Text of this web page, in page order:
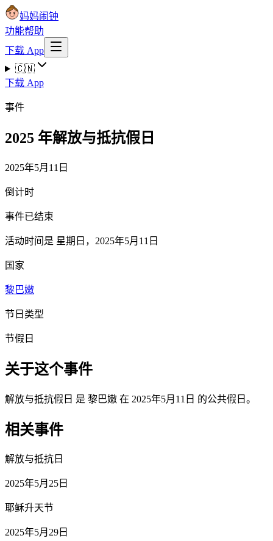
妈妈闹钟
功能帮助
下载 App
🇨🇳
下载 App
事件
2025 年解放与抵抗假日
2025年5月11日
倒计时
事件已结束
活动时间是 星期日，2025年5月11日
国家
黎巴嫩
节日类型
节假日
关于这个事件
解放与抵抗假日 是 黎巴嫩 在 2025年5月11日 的公共假日。
相关事件
解放与抵抗日
2025年5月25日
耶稣升天节
2025年5月29日